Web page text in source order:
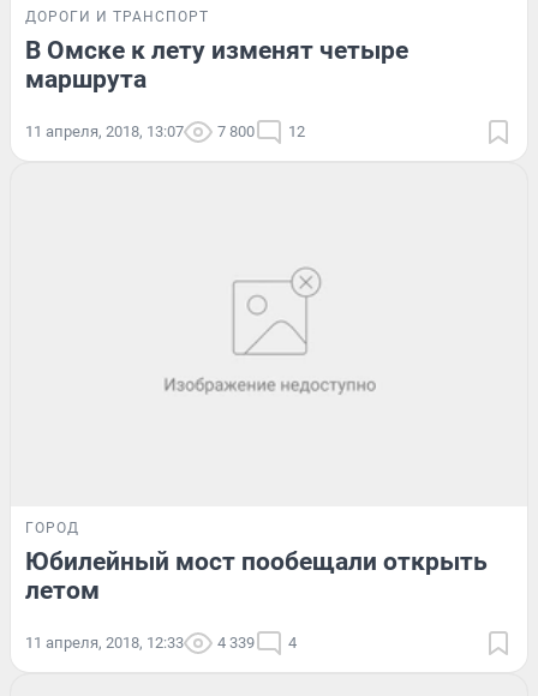
ДОРОГИ И ТРАНСПОРТ
В Омске к лету изменят четыре
маршрута
11 апреля, 2018, 13:07 7 800 12
ГОРОД
Юбилейный мост пообещали открыть
летом
11 апреля, 2018, 12:33 4 339 4